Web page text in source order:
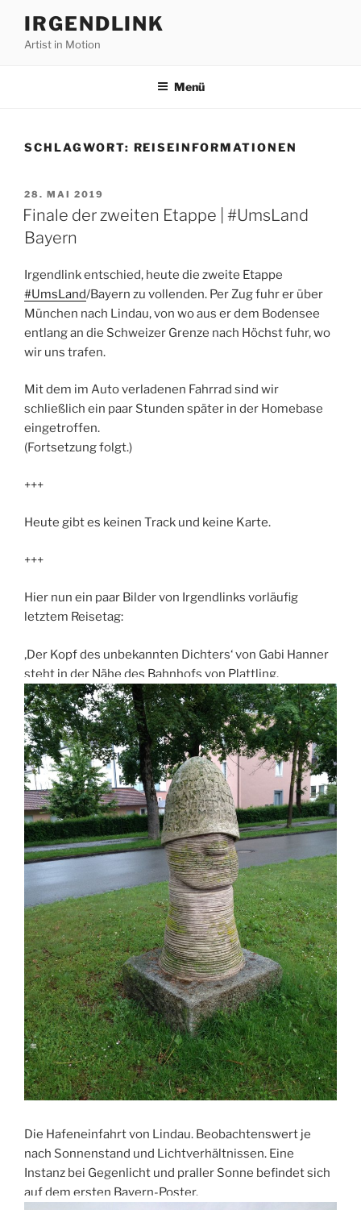
Inhalt
springen
IRGENDLINK
Artist in Motion
Menü
SCHLAGWORT: REISEINFORMATIONEN
VERÖFFENTLICHT
AM
28. MAI 2019
Finale der zweiten Etappe | #UmsLand
Bayern
Irgendlink entschied, heute die zweite Etappe
#UmsLand/Bayern zu vollenden. Per Zug fuhr er über
München nach Lindau, von wo aus er dem Bodensee
entlang an die Schweizer Grenze nach Höchst fuhr, wo
wir uns trafen.
Mit dem im Auto verladenen Fahrrad sind wir
schließlich ein paar Stunden später in der Homebase
eingetroffen.
(Fortsetzung folgt.)
+++
Heute gibt es keinen Track und keine Karte.
+++
Hier nun ein paar Bilder von Irgendlinks vorläufig
letztem Reisetag:
‚Der Kopf des unbekannten Dichters‘ von Gabi Hanner
steht in der Nähe des Bahnhofs von Plattling.
Die Hafeneinfahrt von Lindau. Beobachtenswert je
nach Sonnenstand und Lichtverhältnissen. Eine
Instanz bei Gegenlicht und praller Sonne befindet sich
auf dem ersten Bayern-Poster.